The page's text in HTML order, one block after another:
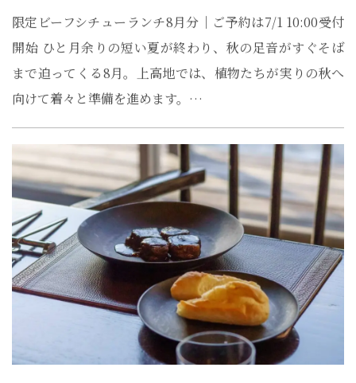
限定ビーフシチューランチ8月分｜ご予約は7/1 10:00受付
開始 ひと月余りの短い夏が終わり、秋の足音がすぐそば
まで迫ってくる8月。上高地では、植物たちが実りの秋へ
向けて着々と準備を進めます。…